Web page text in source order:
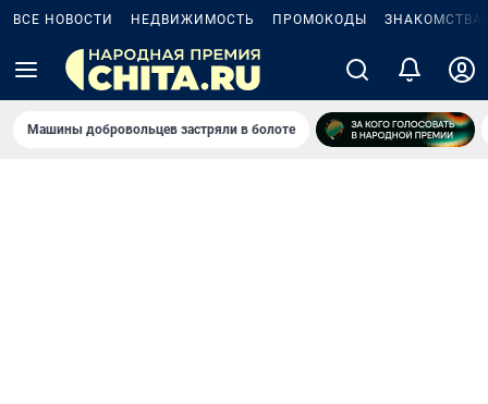
ВСЕ НОВОСТИ НЕДВИЖИМОСТЬ ПРОМОКОДЫ ЗНАКОМСТВА
Машины добровольцев застряли в болоте